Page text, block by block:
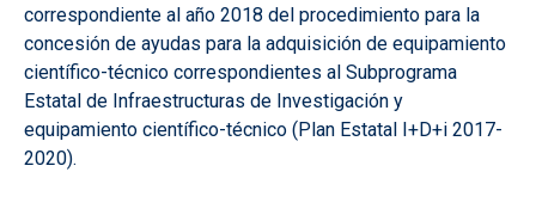
correspondiente al año 2018 del procedimiento para la
concesión de ayudas para la adquisición de equipamiento
científico-técnico correspondientes al Subprograma
Estatal de Infraestructuras de Investigación y
equipamiento científico-técnico (Plan Estatal I+D+i 2017-
2020).